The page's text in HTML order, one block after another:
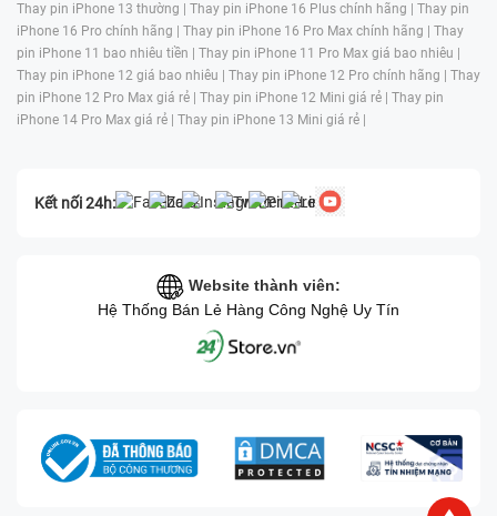
Thay pin iPhone 13 thường | Thay pin iPhone 16 Plus chính hãng | Thay pin
iPhone 16 Pro chính hãng | Thay pin iPhone 16 Pro Max chính hãng | Thay
pin iPhone 11 bao nhiêu tiền | Thay pin iPhone 11 Pro Max giá bao nhiêu |
Thay pin iPhone 12 giá bao nhiêu | Thay pin iPhone 12 Pro chính hãng | Thay
pin iPhone 12 Pro Max giá rẻ | Thay pin iPhone 12 Mini giá rẻ | Thay pin
iPhone 14 Pro Max giá rẻ | Thay pin iPhone 13 Mini giá rẻ |
Kết nối 24h:
Website thành viên:
Hệ Thống Bán Lẻ Hàng Công Nghệ Uy Tín